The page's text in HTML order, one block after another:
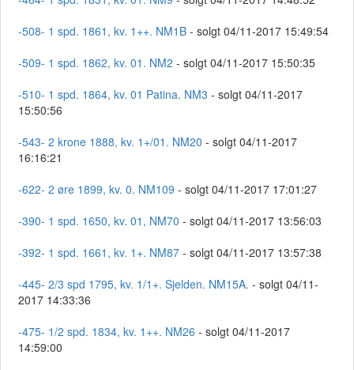
-508- 1 spd. 1861, kv. 1++. NM1B - solgt 04/11-2017 15:49:54
-509- 1 spd. 1862, kv. 01. NM2 - solgt 04/11-2017 15:50:35
-510- 1 spd. 1864, kv. 01 Patina. NM3 - solgt 04/11-2017
15:50:56
-543- 2 krone 1888, kv. 1+/01. NM20 - solgt 04/11-2017
16:16:21
-622- 2 øre 1899, kv. 0. NM109 - solgt 04/11-2017 17:01:27
-390- 1 spd. 1650, kv. 01, NM70 - solgt 04/11-2017 13:56:03
-392- 1 spd. 1661, kv. 1+. NM87 - solgt 04/11-2017 13:57:38
-445- 2/3 spd 1795, kv. 1/1+. Sjelden. NM15A. - solgt 04/11-
2017 14:33:36
-475- 1/2 spd. 1834, kv. 1++. NM26 - solgt 04/11-2017
14:59:00